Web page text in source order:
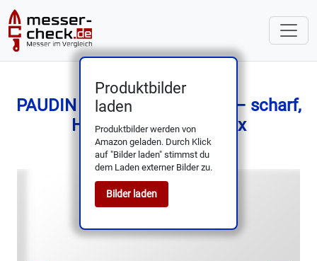
Produktbilder
laden
Produktbilder werden von
Amazon geladen. Durch Klick
auf "Bilder laden" stimmst du
dem Laden externer Bilder zu.
Bilder laden
PAUDIN Steakmesser-Set 6x – scharf,
Holzgriff, Geschenkbox